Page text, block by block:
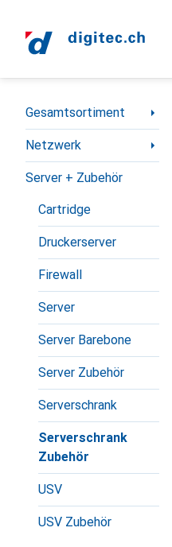
Navigation nach Kategorien
Gesamtsortiment
Netzwerk
Server + Zubehör
Cartridge
Druckerserver
Firewall
Server
Server Barebone
Server Zubehör
Serverschrank
Serverschrank
Zubehör
USV
USV Zubehör
Gesamtsortiment